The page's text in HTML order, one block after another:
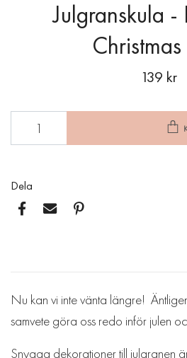
Julgranskula
Christmas
139 kr
Dela
Nu kan vi inte vänta längre!
samvete göra oss redo inför julen
Snygga dekorationer till julgranen